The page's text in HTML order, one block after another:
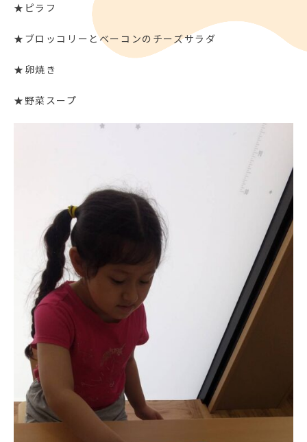
★ピラフ
★ブロッコリーとベーコンのチーズサラダ
★卵焼き
★野菜スープ